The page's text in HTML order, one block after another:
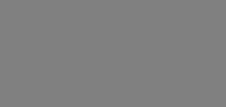
admirer de très
jolie porte d’entrée
chapiteaux, une tour à